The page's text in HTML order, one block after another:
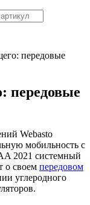
передовые
передовые
Webasto
мобильность с
2021 системный
о своем передовом
углеродного